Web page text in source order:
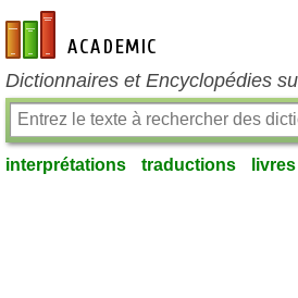
fr-academic.com
Dictionnaires et Encyclopédies
interprétations traductions livres